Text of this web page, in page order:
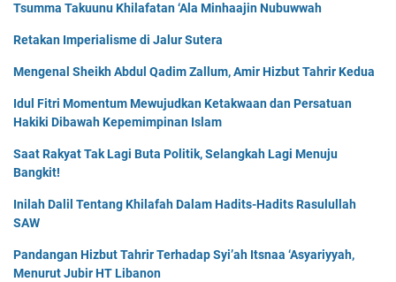
Tsumma Takuunu Khilafatan ‘Ala Minhaajin Nubuwwah
Retakan Imperialisme di Jalur Sutera
Mengenal Sheikh Abdul Qadim Zallum, Amir Hizbut Tahrir Kedua
Idul Fitri Momentum Mewujudkan Ketakwaan dan Persatuan
Hakiki Dibawah Kepemimpinan Islam
Saat Rakyat Tak Lagi Buta Politik, Selangkah Lagi Menuju
Bangkit!
Inilah Dalil Tentang Khilafah Dalam Hadits-Hadits Rasulullah
SAW
Pandangan Hizbut Tahrir Terhadap Syi’ah Itsnaa ‘Asyariyyah,
Menurut Jubir HT Libanon